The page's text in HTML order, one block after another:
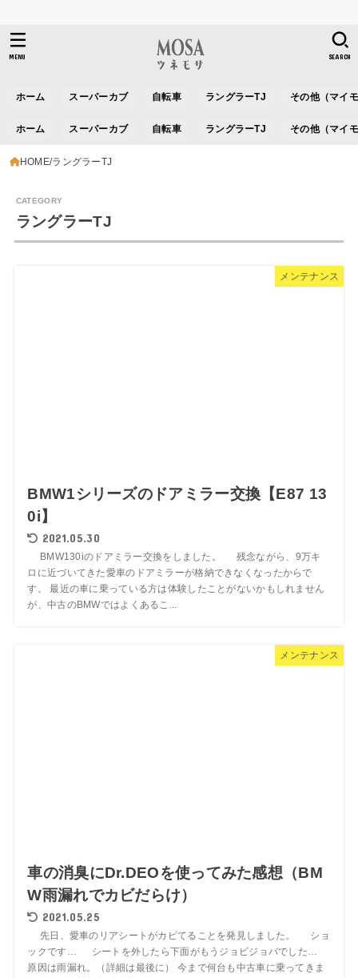
ホーム スーパーカブ 自転車 ラングラーTJ その他（マイ
ホーム スーパーカブ 自転車 ラングラーTJ その他（マイ
SEARCH
MENU
HOME ラングラーTJ
ラングラーTJ
メンテナンス
BMW1シリーズのドアミラー交換【E87 13
0i】
2021.05.30
BMW130iのドアミラー交換をしました。 残念ながら、9万キ
ロに近づいてきた愛車のドアミラーが格納できなくなったからで
す。 最近の車に乗っている方は体験したことがないかもしれません
が、中古のBMWではよくあるこ...
メンテナンス
車の消臭にDr.DEOを使ってみた感想（BM
W雨漏れでカビだらけ）
2021.05.25
先日、愛車のリアシートがカビてることを発見しました。 ショ
ックです… シートを外したら下面がもうジョビジョバでした…
原因は雨漏れ。（詳細は最後に） 今まで何台も中古車に乗ってきま